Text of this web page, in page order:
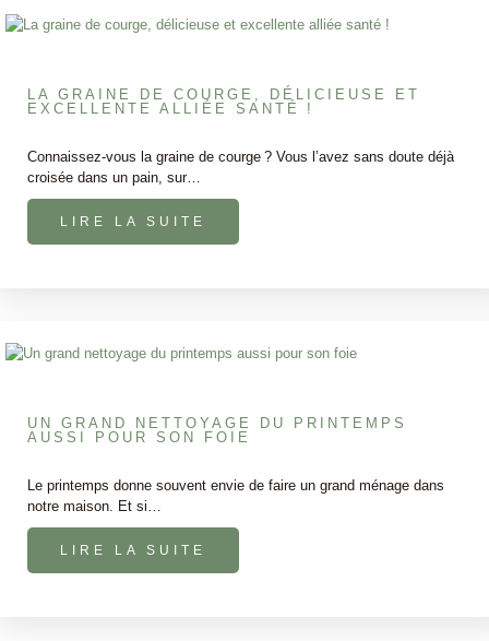
LA GRAINE DE COURGE, DÉLICIEUSE ET
EXCELLENTE ALLIÉE SANTÉ !
Connaissez-vous la graine de courge ? Vous l’avez sans doute déjà
croisée dans un pain, sur…
LIRE LA SUITE
UN GRAND NETTOYAGE DU PRINTEMPS
AUSSI POUR SON FOIE
Le printemps donne souvent envie de faire un grand ménage dans
notre maison. Et si…
LIRE LA SUITE